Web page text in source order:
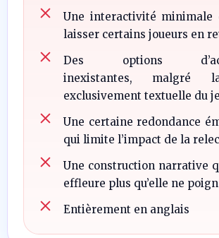
Une interactivité minimale
laisser certains joueurs en
Des options
inexistantes, malgré
exclusivement textuelle du
Une certaine redondance
qui limite l’impact de la
Une construction narrative
effleure plus qu’elle ne
Entièrement en anglais